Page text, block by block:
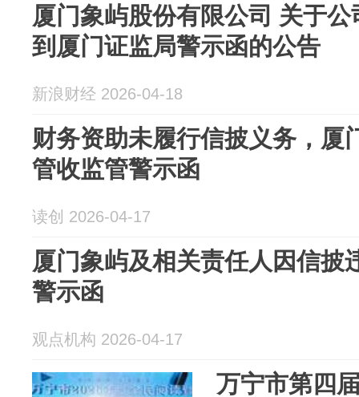
厦门象屿股份有限公司 关于
到厦门证监局警示函的公告
新浪财经 2026-04-18
财务资助未履行信披义务，厦
管收监管警示函
读创 2026-04-17
厦门象屿及相关责任人因信披
警示函
观点机构 2026-04-17
万宁市第四